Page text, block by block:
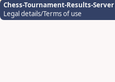
Chess-Tournament-Results-Server
Legal details/Terms of use